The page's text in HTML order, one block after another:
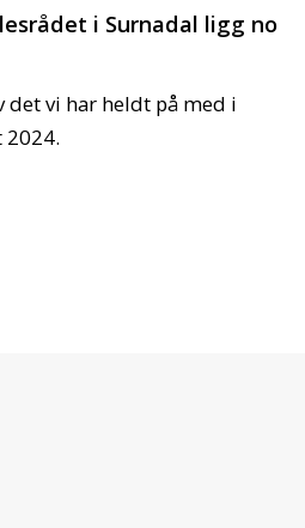
i Surnadal ligg no
det vi har heldt på med i
2024.